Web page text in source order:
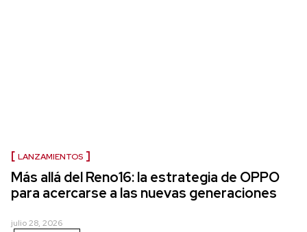
LANZAMIENTOS
Más allá del Reno16: la estrategia de OPPO
para acercarse a las nuevas generaciones
julio 28, 2026